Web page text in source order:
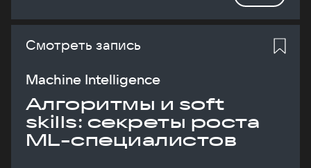
Смотреть запись
Machine Intelligence
Алгоритмы и soft
skills: секреты роста
ML-специалистов